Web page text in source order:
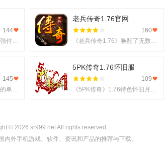
在众多私服追求快节奏、强付费的今天，一款名为1.80版本传奇的《高爆英雄合击》作品却选择回归初心，以经典
144
老兵传奇1.76官网
《老兵传奇1.76》唤醒了无数玩家的经典记忆，不仅还原了传奇游戏的黄金时代风貌，更通过丰富的特色内容与多
160
超变传奇手游是一款经典的单职业传奇游戏，让玩家重温最纯正的传奇玩法。上线65535级，自动拾取回收，刀刀
145
5PK传奇1.76怀旧服
《5PK传奇》1.76特色怀旧月卡版带着最纯粹的初心归来，这一次，不再是匆匆过客，而是真正回到梦开始的地方
109
© 2026 sr999.net All rights reserved.
内外手机游戏、软件、资讯和产品的推荐与下载。